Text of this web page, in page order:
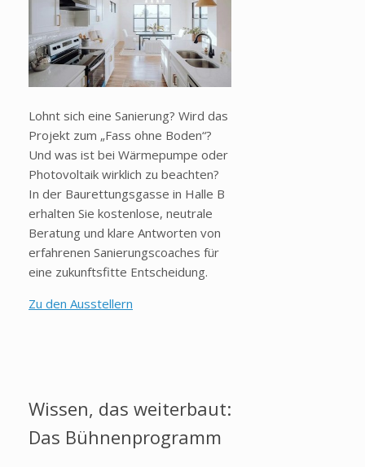
Lohnt sich eine Sanierung? Wird das
Projekt zum „Fass ohne Boden“?
Und was ist bei Wärmepumpe oder
Photovoltaik wirklich zu beachten?
In der Baurettungsgasse in Halle B
erhalten Sie kostenlose, neutrale
Beratung und klare Antworten von
erfahrenen Sanierungscoaches für
eine zukunftsfitte Entscheidung.
Zu den Ausstellern
Wissen, das weiterbaut:
Das Bühnenprogramm